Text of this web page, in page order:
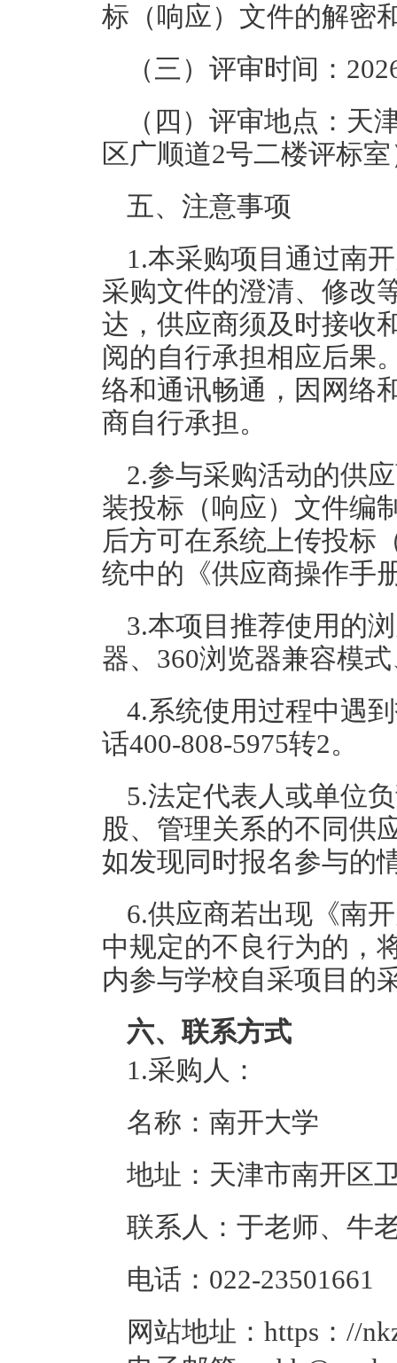
标（响应）文件的解密
（三）评审时间：
（四）评审地点：天
区广顺道2号二楼评标
五、注意事项
1.本采购项目通过南
采购文件的澄清、修改
达，供应商须及时接收
阅的自行承担相应后果
络和通讯畅通，因网络
商自行承担。
2.参与采购活动的供
装投标（响应）文件编
后方可在系统上传投标
统中的《供应商操作手
3.本项目推荐使用的
器、360浏览器兼容模
4.系统使用过程中遇
话400-808-5975转2。
5.法定代表人或单位
股、管理关系的不同供
如发现同时报名参与的
6.供应商若出现《南
中规定的不良行为的，
内参与学校自采项目的
六、联系方式
1.采购人：
名称：南开大学
地址：天津市南开区
联系人：于老师、牛
电话：022-23501661
网站地址：https：//